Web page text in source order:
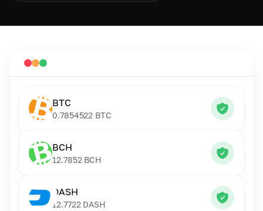
BTC
0.7854522 BTC
BCH
12.7852 BCH
DASH
12.7722 DASH